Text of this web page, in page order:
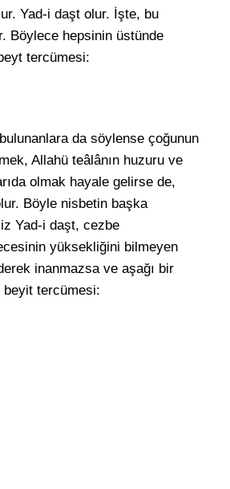
Yad-i daşt olur. İşte, bu
Böylece hepsinin üstünde
tercümesi:
da söylense çoğunun
Allahü teâlânın huzuru ve
olmak hayale gelirse de,
Böyle nisbetin başka
Yad-i daşt, cezbe
yüksekliğini bilmeyen
inanmazsa ve aşağı bir
beyit tercümesi: